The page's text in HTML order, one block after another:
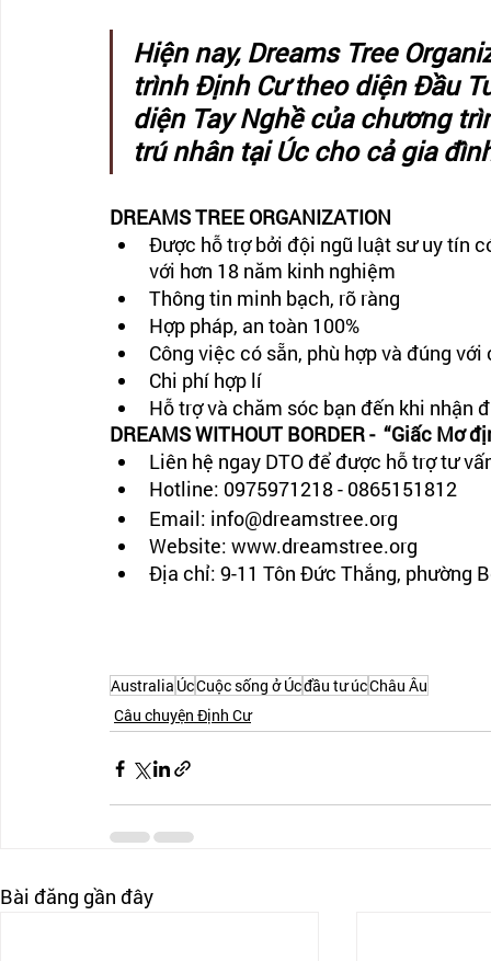
Hiện nay, Dreams Tree
trình Định Cư theo diện Đầu
diện Tay Nghề của chương
trú nhân tại Úc cho cả gia
DREAMS TREE ORGANIZATION
Được hỗ trợ bởi đội ngũ luật sư uy tín
với hơn 18 năm kinh nghiệm
Thông tin minh bạch, rõ ràng
Hợp pháp, an toàn 100%
Công việc có sẵn, phù hợp và đúng
Chi phí hợp lí
Hỗ trợ và chăm sóc bạn đến khi nhận
DREAMS WITHOUT BORDER -  “Giấc Mơ
Liên hệ ngay DTO để được hỗ trợ tư
Hotline: 0975971218 - 0865151812
Email: info@dreamstree.org
Website: www.dreamstree.org
Địa chỉ: 9-11 Tôn Đức Thắng, phường
Australia ÚcCuộc sống ở Úcđầu tư úcChâu Âu
Câu chuyện Định Cư
Bài đăng gần đây